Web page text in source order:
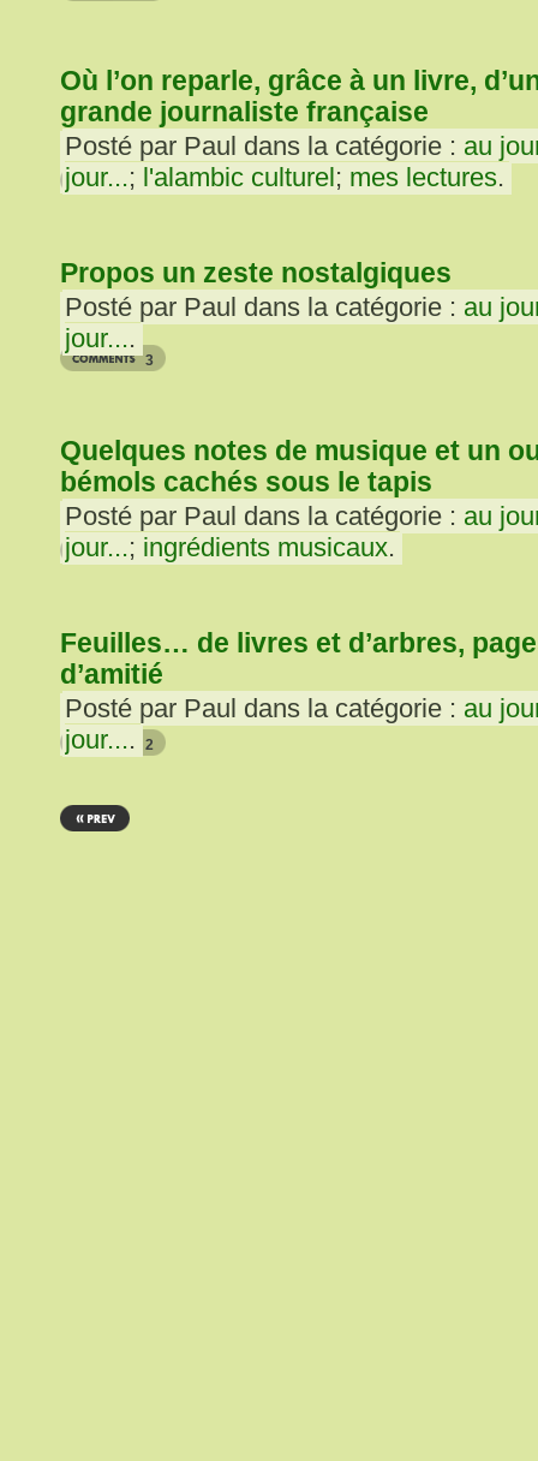
Où l’on reparle, grâce à un livre,
grande journaliste française
Posté par Paul dans la catégorie : au
jour...; l'alambic culturel; mes lectures.
2
Propos un zeste nostalgiques
Posté par Paul dans la catégorie : au
jour....
3
Quelques notes de musique et un
bémols cachés sous le tapis
Posté par Paul dans la catégorie : au
jour...; ingrédients musicaux.
4
Feuilles… de livres et d’arbres,
d’amitié
Posté par Paul dans la catégorie : au
jour.... 2